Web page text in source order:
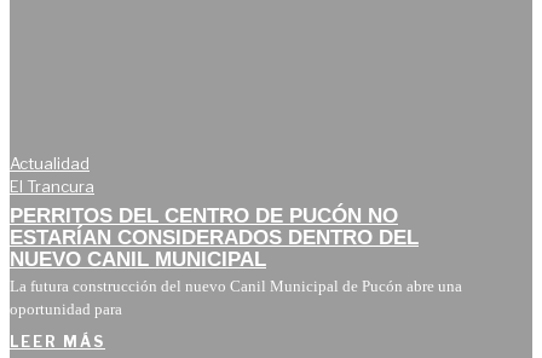
Actualidad
El Trancura
PERRITOS DEL CENTRO DE PUCÓN NO
ESTARÍAN CONSIDERADOS DENTRO DEL
NUEVO CANIL MUNICIPAL
La futura construcción del nuevo Canil Municipal de Pucón abre una
oportunidad para
LEER MÁS